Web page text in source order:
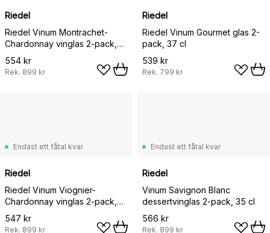
Riedel
Riedel Vinum Montrachet-
Chardonnay vinglas 2-pack,
60 cl
554 kr
Rek. 899 kr
Riedel
Riedel Vinum Gourmet glas 2-
pack, 37 cl
539 kr
Rek. 799 kr
Endast ett fåtal kvar
Riedel
Riedel Vinum Viognier-
Chardonnay vinglas 2-pack,
35 cl
547 kr
Rek. 899 kr
Endast ett fåtal kvar
Riedel
Vinum Savignon Blanc
dessertvinglas 2-pack, 35 cl
566 kr
Rek. 899 kr